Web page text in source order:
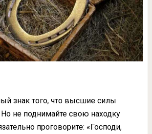
знак того, что высшие силы
Но не поднимайте свою находку
проговорите: «Господи,